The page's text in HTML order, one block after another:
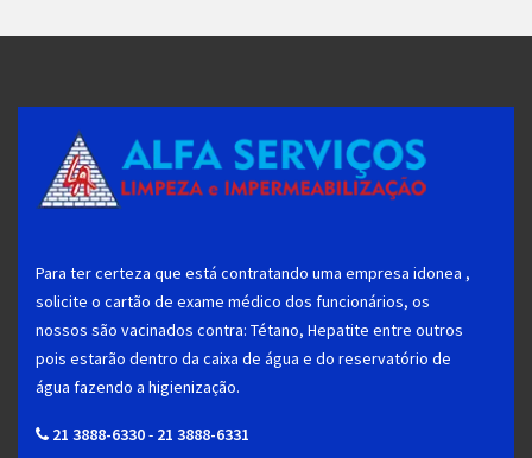
Para ter certeza que está contratando uma empresa idonea ,
solicite o cartão de exame médico dos funcionários, os
nossos são vacinados contra: Tétano, Hepatite entre outros
pois estarão dentro da caixa de água e do reservatório de
água fazendo a higienização.
21 3888-6330- 21 3888-6331